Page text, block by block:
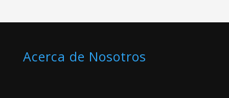
Acerca de Nosotros